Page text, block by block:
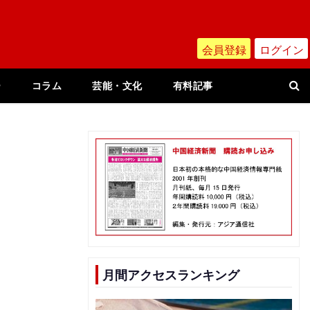
会員登録 ログイン
コラム 芸能・文化 有料記事
月間アクセスランキング